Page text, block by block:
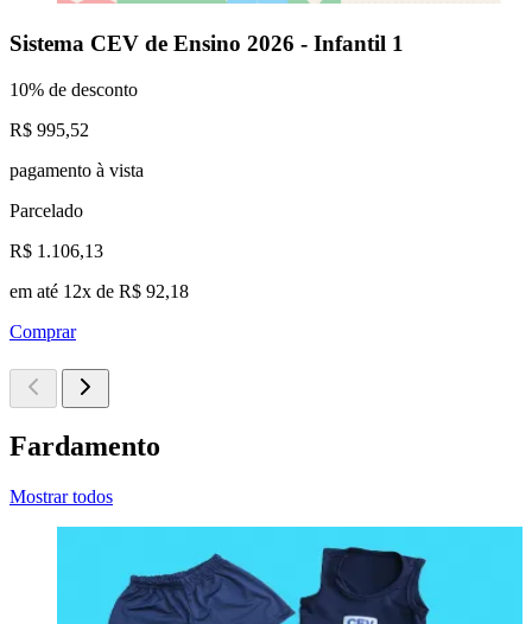
Sistema CEV de Ensino 2026 - Infantil 1
10% de desconto
R$ 995,52
pagamento à vista
Parcelado
R$ 1.106,13
em até 12x de R$ 92,18
Comprar
Fardamento
Mostrar todos